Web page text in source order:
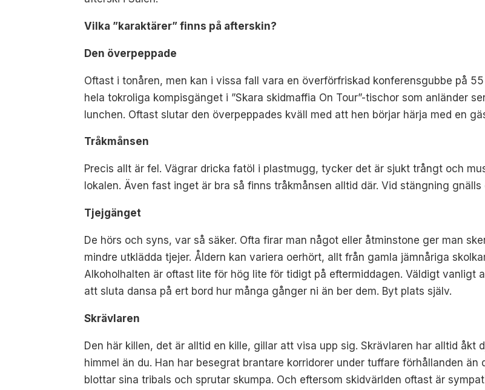
Vilka ”karaktärer” finns på afterskin?
Den överpeppade
Oftast i tonåren, men kan i vissa fall vara en överförfriskad konferensgubbe på
hela tokroliga kompisgänget i ”Skara skidmaffia On Tour”-tischor som anländer
lunchen. Oftast slutar den överpeppades kväll med att hen börjar härja med en
Tråkmånsen
Precis allt är fel. Vägrar dricka fatöl i plastmugg, tycker det är sjukt trångt och
lokalen. Även fast inget är bra så finns tråkmånsen alltid där. Vid stängning
Tjejgänget
De hörs och syns, var så säker. Ofta firar man något eller åtminstone ger man
mindre utklädda tjejer. Åldern kan variera oerhört, allt från gamla jämnåriga
Alkoholhalten är oftast lite för hög lite för tidigt på eftermiddagen. Väldigt vanligt
att sluta dansa på ert bord hur många gånger ni än ber dem. Byt plats själv.
Skrävlaren
Den här killen, det är alltid en kille, gillar att visa upp sig. Skrävlaren har alltid åkt
himmel än du. Han har besegrat brantare korridorer under tuffare förhållanden
blottar sina tribals och sprutar skumpa. Och eftersom skidvärlden oftast är